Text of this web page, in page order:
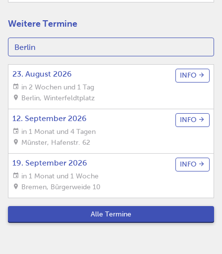
Weitere Termine
23. August 2026
in 2 Wochen und 1 Tag
Berlin, Winterfeldtplatz
INFO
12. September 2026
in 1 Monat und 4 Tagen
Münster, Hafenstr. 62
INFO
19. September 2026
in 1 Monat und 1 Woche
Bremen, Bürgerweide 10
INFO
Alle Termine